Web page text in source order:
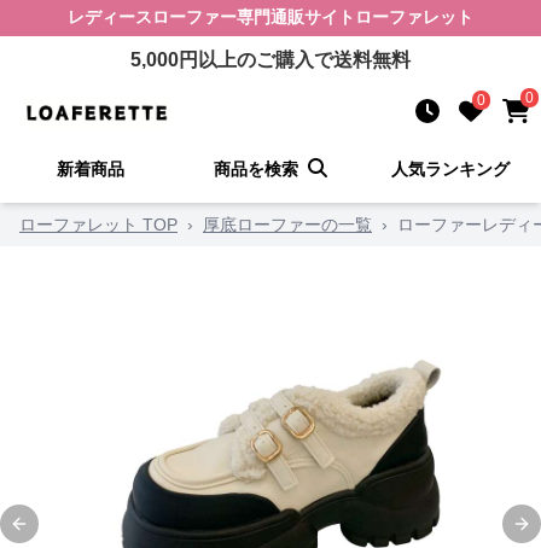
レディースローファー専門通販サイト ローファレット
5,000円以上のご購入で送料無料
0 0
新着商品 商品を検索 人気ランキング
ローファレット TOP › 厚底ローファーの一覧 › ローファーレディ
Previous slide